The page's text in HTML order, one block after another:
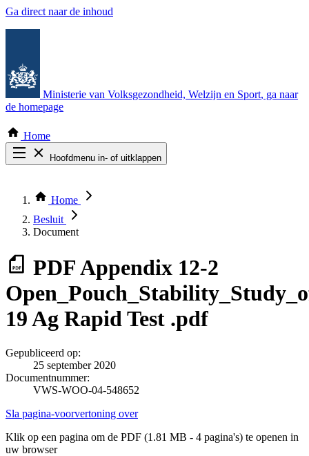
Ga direct naar de inhoud
Ministerie van Volksgezondheid, Welzijn en Sport, ga naar
de homepage
Home
Hoofdmenu in- of uitklappen
Thema COVID-19
Bekijk per bestuursorgaan
Home
Besluit
Document
PDFAppendix 12-2
19 Ag Rapid Test .pdf
Gepubliceerd op:
25 september 2020
Documentnummer:
VWS-WOO-04-548652
Sla pagina-voorvertoning over
Klik op een pagina om de PDF (1.81 MB - 4 pagina's) te openen in
uw browser